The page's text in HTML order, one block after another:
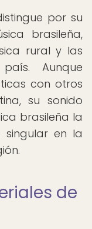
por su
brasileña,
rural y las
Aunque
con otros
su sonido
brasileña la
singular en la
de